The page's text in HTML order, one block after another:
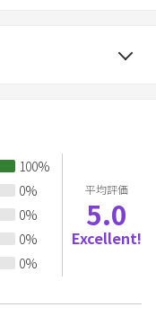
100%
0%
0%
0%
0%
平均評価
5.0
Excellent!